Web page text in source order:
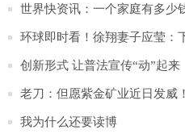
世界快资讯：一个家庭有多少
件满足一个就行
环球即时看！徐翔妻子应莹：
消费电子类公司
创新形式 让普法宣传“动”起来
老刀：但愿紫金矿业近日发威！
我为什么还要读博